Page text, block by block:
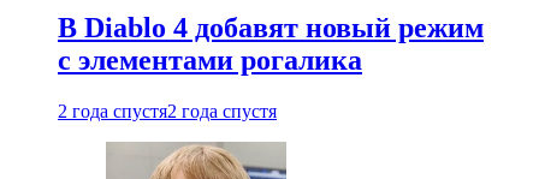
В Diablo 4 добавят новый режим
с элементами рогалика
2 года спустя2 года спустя